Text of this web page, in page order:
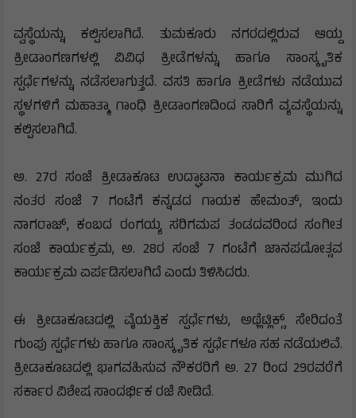
ವ್ವಸ್ಥೆಯನ್ನು ಕಲ್ಪಿಸಲಾಗಿದೆ. ತುಮಕೂರು ನಗರದಲ್ಲಿರುವ ಆಯ್ದ
ಕ್ರೀಡಾಂಗಣಗಳಲ್ಲಿ ವಿವಿಧ ಕ್ರೀಡೆಗಳನ್ನು ಹಾಗೂ ಸಾಂಸ್ಕೃತಿಕ
ಸ್ಪರ್ಧೆಗಳನ್ನು ನಡೆಸಲಾಗುತ್ತದೆ. ವಸತಿ ಹಾಗೂ ಕ್ರೀಡೆಗಳು ನಡೆಯುವ
ಸ್ಥಳಗಳಿಗೆ ಮಹಾತ್ಮಾ ಗಾಂಧಿ ಕ್ರೀಡಾಂಗಣದಿಂದ ಸಾರಿಗೆ ವ್ಯವಸ್ಥೆಯನ್ನು
ಕಲ್ಪಿಸಲಾಗಿದೆ.
ಅ. 27ರ ಸಂಜೆ ಕ್ರೀಡಾಕೂಟ ಉದ್ಘಾಟನಾ ಕಾರ್ಯಕ್ರಮ ಮುಗಿದ
ನಂತರ ಸಂಜೆ 7 ಗಂಟೆಗೆ ಕನ್ನಡದ ಗಾಯಕ ಹೇಮಂತ್, ಇಂದು
ನಾಗರಾಜ್, ಕಂಬದ ರಂಗಯ್ಯ ಸರಿಗಮಪ ತಂಡದವರಿಂದ ಸಂಗೀತ
ಸಂಜೆ ಕಾರ್ಯಕ್ರಮ, ಅ. 28ರ ಸಂಜೆ 7 ಗಂಟೆಗೆ ಜಾನಪದೋತ್ಸವ
ಕಾರ್ಯಕ್ರಮ ಏರ್ಪಡಿಸಲಾಗಿದೆ ಎಂದು ತಿಳಿಸಿದರು.
ಈ ಕ್ರೀಡಾಕೂಟದಲ್ಲಿ ವೈಯಕ್ತಿಕ ಸ್ಪರ್ಧೆಗಳು, ಅಥ್ಲೆಟ್ಲಿಕ್ಸ್ ಸೇರಿದಂತೆ
ಗುಂಪು ಸ್ಪರ್ಧೆಗಳು ಹಾಗೂ ಸಾಂಸ್ಕೃತಿಕ ಸ್ಪರ್ಧೆಗಳೂ ಸಹ ನಡೆಯಲಿವೆ.
ಕ್ರೀಡಾಕೂಟದಲ್ಲಿ ಭಾಗವಹಿಸುವ ನೌಕರರಿಗೆ ಅ. 27 ರಿಂದ 29ರವರೆಗೆ
ಸರ್ಕಾರ ವಿಶೇಷ ಸಾಂದರ್ಭಿಕ ರಜೆ ನೀಡಿದೆ.